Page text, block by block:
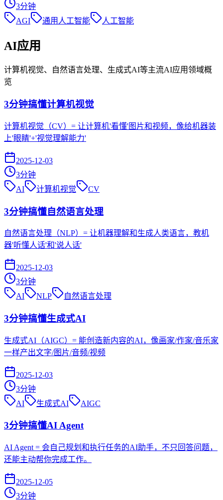
3分钟
AGI
通用人工智能 人工智能
AI应用
计算机视觉、自然语言处理、生成式AI等主流AI应用领域概
览
3分钟搞懂计算机视觉
计算机视觉（CV）= 让计算机'看懂'图片和视频，像给机器装
上'眼睛'+'视觉理解能力'
2025-12-03
3分钟
AI
计算机视觉 CV
3分钟搞懂自然语言处理
自然语言处理（NLP）= 让机器理解和生成人类语言，教机
器'听懂人话'和'说人话'
2025-12-03
3分钟
AI
NLP 自然语言处理
3分钟搞懂生成式AI
生成式AI（AIGC）= 能创造新内容的AI，像画家/作家/音乐家
一样产出文字/图片/音频/视频
2025-12-03
3分钟
AI
生成式AI AIGC
3分钟搞懂AI Agent
AI Agent = 会自己规划和执行任务的AI助手，不只回答问题，
还能主动帮你完成工作。
2025-12-05
3分钟